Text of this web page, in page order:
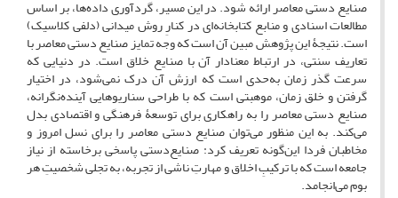
صنایع دستی معاصر ارائه شود. در این مسیر، گردآوری داده‌ها، بر اساس
مطالعات اسنادی و منابع کتابخانه‌ای در کنارِ روش میدانی (دلفی کلاسیک)
است. نتیجۀ این پژوهش مبین آن است که وجه تمایز صنایع دستی معاصر با
تعاریف سنتی، در ارتباط معنادار آن با صنایع‌ خلاق است. در دنیایی که
سرعت گذر زمان به‌حدی است که ارزش آن درک نمی‌‌شود، در اختیار
گرفتن و خلق زمان، موهبتی است که با طراحی سناریوهایی آینده‌نگرانه،
صنایع دستی معاصر را به راهکاری برای توسعۀ فرهنگی و اقتصادی بدل
می‌کند. به این منظور می‌توان صنایع دستی معاصر را برای نسل امروز و
مخاطبان فردا این‌گونه تعریف کرد: صنایع‌‌دستی پاسخی برخاسته از نیاز
جامعه است که با ترکیبِ اخلاق و مهارتِ ناشی از تجربه، به تجلی شخصیتِ هر
بوم می‌‌انجامد.